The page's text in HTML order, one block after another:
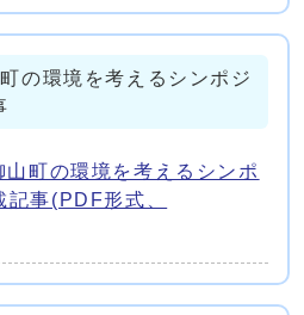
の環境を考えるシンポジ
町の環境を考えるシンポ
事(PDF形式、